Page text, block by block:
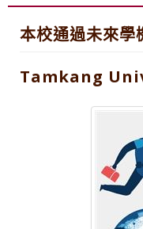
本校通過未來學
Tamkang